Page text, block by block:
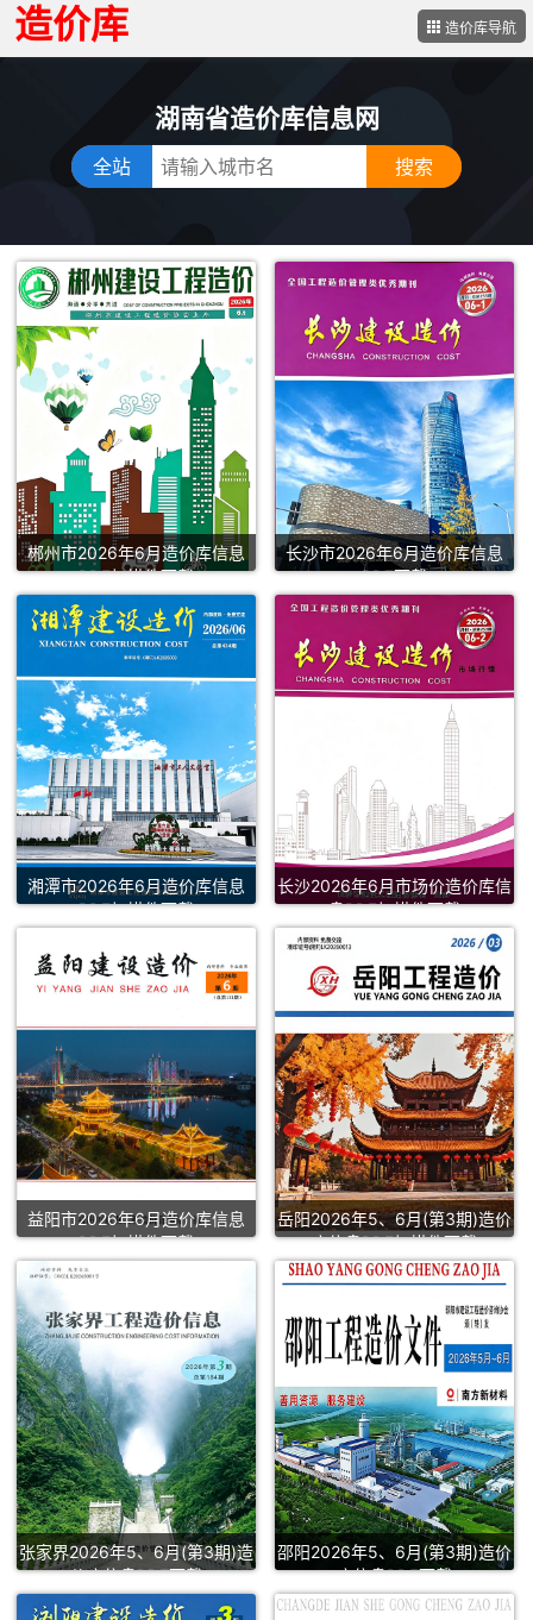
造价库 造价库导航
湖南省造价库信息网
全站
郴州市2026年6月造价库信息
PDF扫描件下载
长沙市2026年6月造价库信息
PDF下载
湘潭市2026年6月造价库信息
PDF扫描件下载
长沙2026年6月市场价造价库信
息PDF扫描件下载
益阳市2026年6月造价库信息
PDF扫描件下载
岳阳2026年5、6月(第3期)造价
库信息PDF扫描件下载
张家界2026年5、6月(第3期)造
价库信息PDF下载
邵阳2026年5、6月(第3期)造价
库信息PDF下载